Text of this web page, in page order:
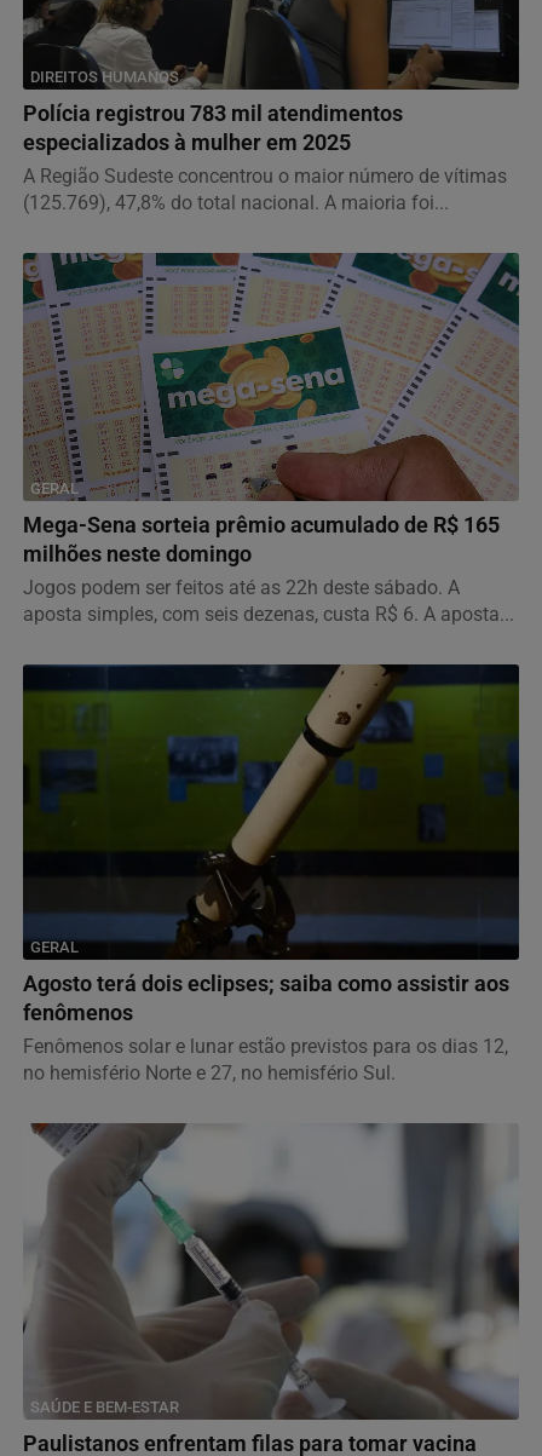
DIREITOS HUMANOS
Polícia registrou 783 mil atendimentos
especializados à mulher em 2025
A Região Sudeste concentrou o maior número de vítimas
(125.769), 47,8% do total nacional. A maioria foi...
GERAL
Mega-Sena sorteia prêmio acumulado de R$ 165
milhões neste domingo
Jogos podem ser feitos até as 22h deste sábado. A
aposta simples, com seis dezenas, custa R$ 6. A aposta...
GERAL
Agosto terá dois eclipses; saiba como assistir aos
fenômenos
Fenômenos solar e lunar estão previstos para os dias 12,
no hemisfério Norte e 27, no hemisfério Sul.
SAÚDE E BEM-ESTAR
Paulistanos enfrentam filas para tomar vacina